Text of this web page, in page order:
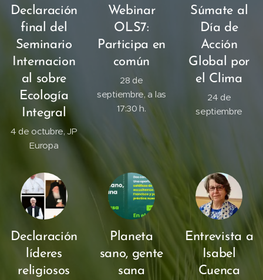
Declaración
final del
Seminario
Internacion
al sobre
Ecología
Integral
4 de octubre, JP
Europa
Webinar
OLS7:
Participa en
común
28 de
septiembre, a las
17:30 h.
Súmate al
Día de
Acción
Global por
el Clima
24 de
septiembre
Declaración
líderes
religiosos
Planeta
sano, gente
sana
Entrevista a
Isabel
Cuenca